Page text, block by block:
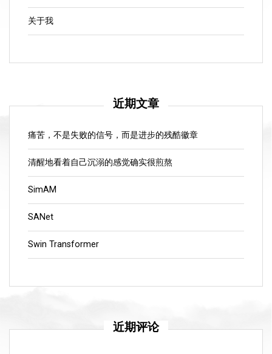
关于我
近期文章
痛苦，不是失败的信号，而是进步的残酷徽章
清醒地看着自己沉溺的感觉确实很煎熬
SimAM
SANet
Swin Transformer
近期评论